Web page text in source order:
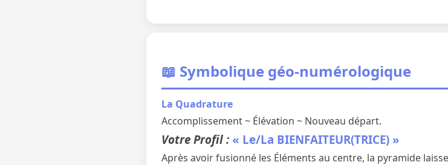
📖 Symbolique géo-numérologique
La Quadrature
Accomplissement ~ Élévation ~ Nouveau départ.
Votre Profil : « Le/La BIENFAITEUR(TRICE) »
Après avoir fusionné les Éléments au centre, la pyramide